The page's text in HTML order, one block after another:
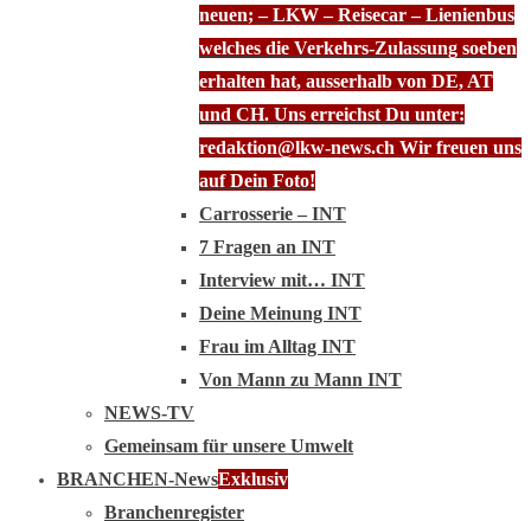
neuen; – LKW – Reisecar – Lienienbus
welches die Verkehrs-Zulassung soeben
erhalten hat, ausserhalb von DE, AT
und CH. Uns erreichst Du unter:
redaktion@lkw-news.ch Wir freuen uns
auf Dein Foto!
Carrosserie – INT
7 Fragen an INT
Interview mit… INT
Deine Meinung INT
Frau im Alltag INT
Von Mann zu Mann INT
NEWS-TV
Gemeinsam für unsere Umwelt
BRANCHEN-NewsExklusiv
Branchenregister